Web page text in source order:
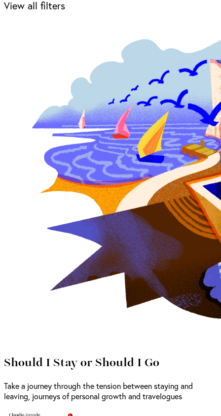
View all filters
Should I Stay or Should I Go
Take a journey through the tension between staying and
leaving, journeys of personal growth and travelogues